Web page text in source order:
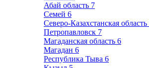
Абай область 7
Семей 6
Северо-Казахстанская область
Петропавловск 7
Магаданская область 6
Магадан 6
Республика Тыва 6